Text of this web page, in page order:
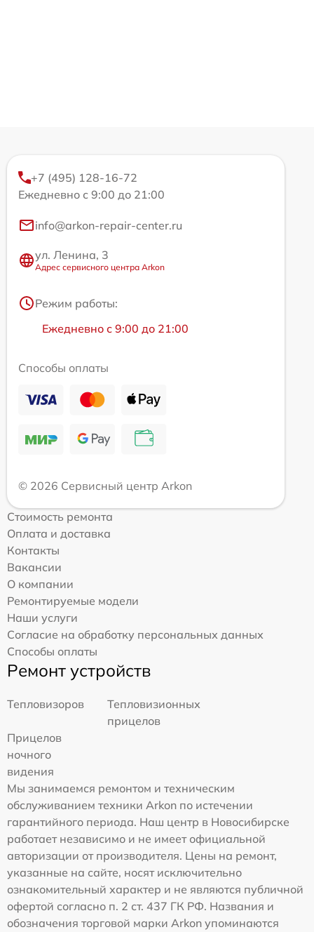
+7 (495) 128-16-72
Ежедневно с 9:00 до 21:00
info@arkon-repair-center.ru
ул. Ленина, 3
Адрес сервисного центра Arkon
Режим работы:
Ежедневно с 9:00 до 21:00
Способы оплаты
© 2026 Сервисный центр Arkon
Стоимость ремонта
Оплата и доставка
Контакты
Вакансии
О компании
Ремонтируемые модели
Наши услуги
Согласие на обработку персональных данных
Способы оплаты
Ремонт устройств
Тепловизоров
Тепловизионных
прицелов
Прицелов
ночного
видения
Мы занимаемся ремонтом и техническим
обслуживанием техники Arkon по истечении
гарантийного периода. Наш центр в Новосибирске
работает независимо и не имеет официальной
авторизации от производителя. Цены на ремонт,
указанные на сайте, носят исключительно
ознакомительный характер и не являются публичной
офертой согласно п. 2 ст. 437 ГК РФ. Названия и
обозначения торговой марки Arkon упоминаются